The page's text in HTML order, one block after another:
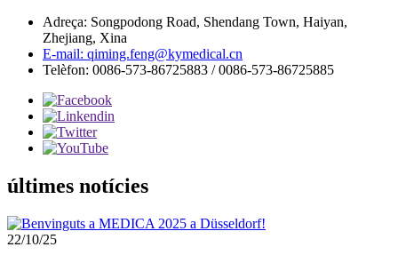
Adreça: Songpodong Road, Shendang Town, Haiyan,
Zhejiang, Xina
E-mail: qiming.feng@kymedical.cn
Telèfon: 0086-573-86725883 / 0086-573-86725885
últimes notícies
22/10/25